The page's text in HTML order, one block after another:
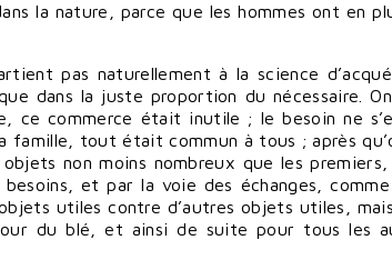
la nature, parce que les hommes ont en
pas naturellement à la science
dans la juste proportion du nécessaire.
ce commerce était inutile ; le besoin ne
famille, tout était commun à tous ; après
non moins nombreux que les premiers,
et par la voie des échanges,
utiles contre d’autres objets utiles,
du blé, et ainsi de suite pour tous les